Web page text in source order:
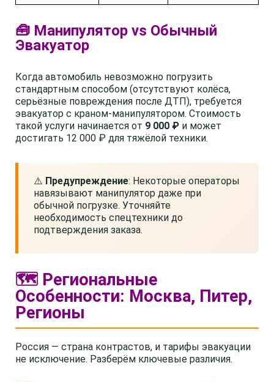
🧰 Манипулятор vs Обычный
Эвакуатор
Когда автомобиль невозможно погрузить
стандартным способом (отсутствуют колёса,
серьёзные повреждения после ДТП), требуется
эвакуатор с краном-манипулятором. Стоимость
такой услуги начинается от 9 000 ₽ и может
достигать 12 000 ₽ для тяжёлой техники.
⚠️ Предупреждение: Некоторые операторы
навязывают манипулятор даже при
обычной погрузке. Уточняйте
необходимость спецтехники до
подтверждения заказа.
🗺️ Региональные
Особенности: Москва, Питер,
Регионы
Россия — страна контрастов, и тарифы эвакуации
не исключение. Разберём ключевые различия.